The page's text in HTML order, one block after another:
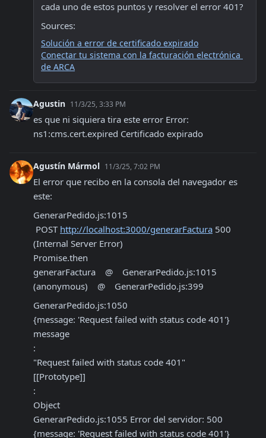
cada uno de estos puntos y resolver el error 401?
Sources:
Solución a error de certificado expirado
Conectar tu sistema con la facturación electrónica
de ARCA
Agustin 11/3/25, 3:33 PM
es que ni siquiera tira este error Error:
ns1:cms.cert.expired Certificado expirado
Agustín Mármol 11/3/25, 7:02 PM
El error que recibo en la consola del navegador es
este:
GenerarPedido.js:1015
POST http://localhost:3000/generarFactura 500
(Internal Server Error)
Promise.then
generarFactura    @    GenerarPedido.js:1015
(anonymous)    @    GenerarPedido.js:399
GenerarPedido.js:1050
{message: 'Request failed with status code 401'}
message
:
"Request failed with status code 401"
[[Prototype]]
:
Object
GenerarPedido.js:1055 Error del servidor: 500
{message: 'Request failed with status code 401'}